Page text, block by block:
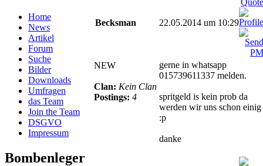
Home
News
Artikel
Forum
Suche
Bilder
Downloads
Umfragen
das Team
Join the Team
DSGVO
Impressum
Bombenleger
Becksman 22.05.2014 um 10:29
NEW
Clan: Kein Clan
Postings: 4
gerne in whatsapp
015739611337 melden.
spritgeld is kein prob da
werden wir uns schon einig
:p
danke